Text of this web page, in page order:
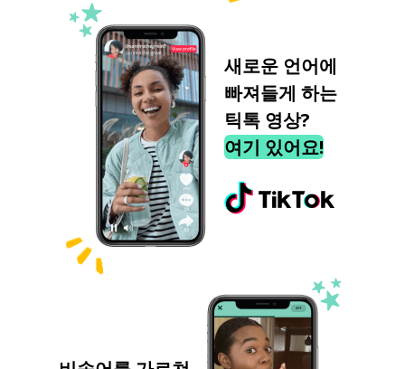
새로운 언어에
빠져들게 하는
틱톡 영상?
여기 있어요!